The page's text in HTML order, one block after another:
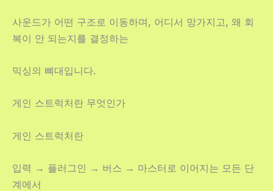
사운드가 어떤 구조로 이동하며, 어디서 망가지고, 왜 회
복이 안 되는지를 결정하는
믹싱의 뼈대입니다.
게인 스트럭처란 무엇인가
게인 스트럭처란
입력 → 플러그인 → 버스 → 마스터로 이어지는 모든 단
계에서